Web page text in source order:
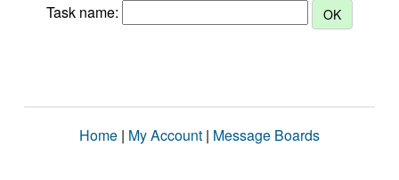
Task name:
Home | My Account | Message Boards